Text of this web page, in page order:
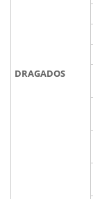
DRAGADOS